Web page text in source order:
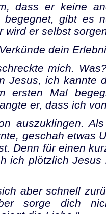
dass er keine
gibt es
wird er selbst
dein
mich.
Jesus, ich kannte
ersten Mal
er, dass ich
auszuklingen.
geschah etwas
Denn für einen
ich plötzlich
aber schnell
sorge dich